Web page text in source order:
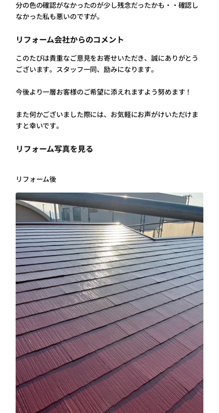
分の色の確認がなかったのが少し残念だったかも・・確認し
なかった私も悪いのですが。
リフォーム会社からのコメント
このたびは貴重なご意見をお寄せいただき、誠にありがとう
ございます。スタッフ一同、励みになります。
今後より一層お客様のご希望に添えれますよう努めます！
また何かございました際には、お気軽にお声がけいただけま
すと幸いです。
リフォーム写真を見る
リフォーム後